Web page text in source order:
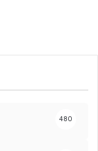
480